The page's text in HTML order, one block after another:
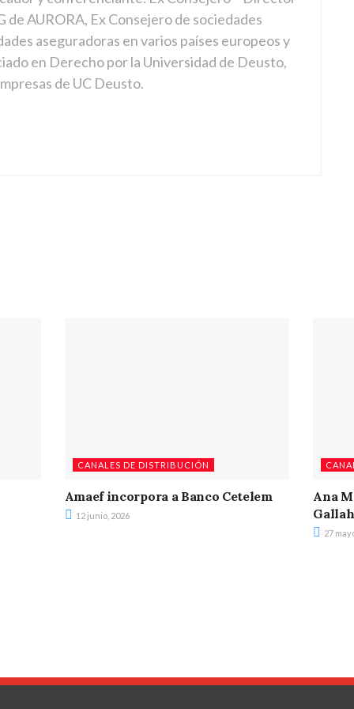
AURORA, Ex Consejero de sociedades
aseguradoras en varios países europeos y
en Derecho por la Universidad de Deusto,
de UC Deusto.
CANALES DE DISTRIBUCIÓN
Amaef incorpora a Banco Cetelem
12 junio, 2026
Ana
27